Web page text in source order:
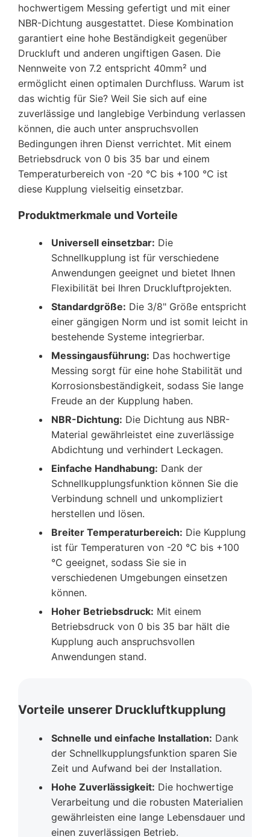
hochwertigem Messing gefertigt und mit einer
NBR-Dichtung ausgestattet. Diese Kombination
garantiert eine hohe Beständigkeit gegenüber
Druckluft und anderen ungiftigen Gasen. Die
Nennweite von 7.2 entspricht 40mm² und
ermöglicht einen optimalen Durchfluss. Warum ist
das wichtig für Sie? Weil Sie sich auf eine
zuverlässige und langlebige Verbindung verlassen
können, die auch unter anspruchsvollen
Bedingungen ihren Dienst verrichtet. Mit einem
Betriebsdruck von 0 bis 35 bar und einem
Temperaturbereich von -20 °C bis +100 °C ist
diese Kupplung vielseitig einsetzbar.
Produktmerkmale und Vorteile
Universell einsetzbar: Die
Schnellkupplung ist für verschiedene
Anwendungen geeignet und bietet Ihnen
Flexibilität bei Ihren Druckluftprojekten.
Standardgröße: Die 3/8" Größe entspricht
einer gängigen Norm und ist somit leicht in
bestehende Systeme integrierbar.
Messingausführung: Das hochwertige
Messing sorgt für eine hohe Stabilität und
Korrosionsbeständigkeit, sodass Sie lange
Freude an der Kupplung haben.
NBR-Dichtung: Die Dichtung aus NBR-
Material gewährleistet eine zuverlässige
Abdichtung und verhindert Leckagen.
Einfache Handhabung: Dank der
Schnellkupplungsfunktion können Sie die
Verbindung schnell und unkompliziert
herstellen und lösen.
Breiter Temperaturbereich: Die Kupplung
ist für Temperaturen von -20 °C bis +100
°C geeignet, sodass Sie sie in
verschiedenen Umgebungen einsetzen
können.
Hoher Betriebsdruck: Mit einem
Betriebsdruck von 0 bis 35 bar hält die
Kupplung auch anspruchsvollen
Anwendungen stand.
Vorteile unserer Druckluftkupplung
Schnelle und einfache Installation: Dank
der Schnellkupplungsfunktion sparen Sie
Zeit und Aufwand bei der Installation.
Hohe Zuverlässigkeit: Die hochwertige
Verarbeitung und die robusten Materialien
gewährleisten eine lange Lebensdauer und
einen zuverlässigen Betrieb.